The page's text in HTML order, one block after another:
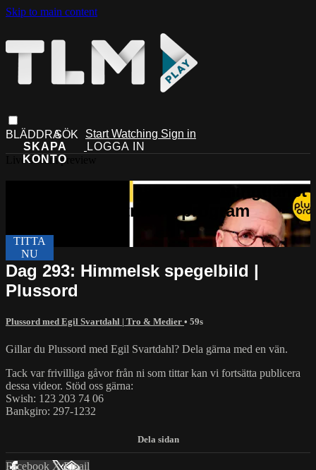
Skip to main content
Start Watching Sign in
Live stream preview
Dag 293: Himmelsk spegelbild |
Plussord
Plussord med Egil Svartdahl | Tro & Medier • 59s
Gillar du Plussord med Egil Svartdahl? Dela gärna med en vän.
Tack var frivilliga gåvor från ni som tittar kan vi fortsätta publicera
dessa videor. Stöd oss gärna:
Swish: 123 203 74 06
Bankgiro: 297-1232
Facebook XEmail